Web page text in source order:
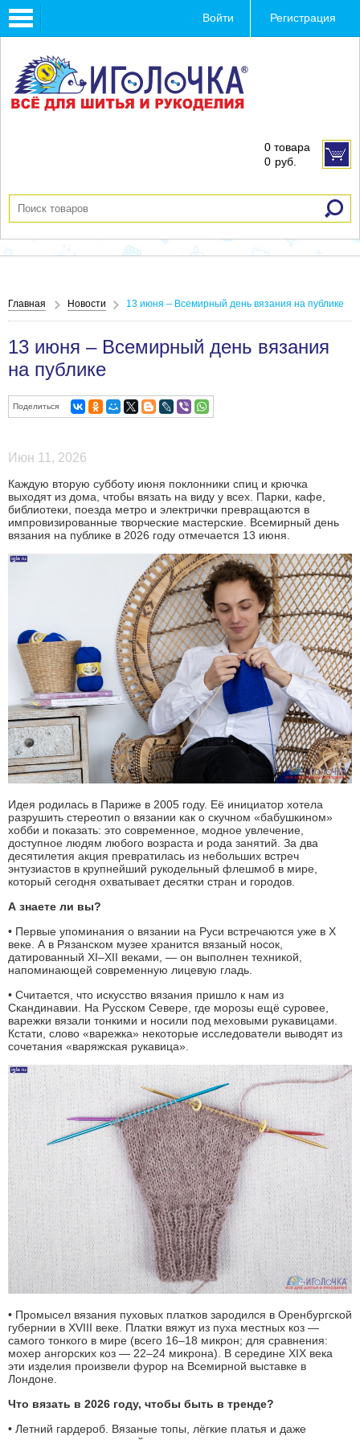
Toggle
navigation
Войти Регистрация
0 товара
0 руб.
Главная Новости 13 июня – Всемирный день вязания на публике
13 июня – Всемирный день вязания
на публике
Поделиться
Июн 11, 2026
Каждую вторую субботу июня поклонники спиц и крючка
выходят из дома, чтобы вязать на виду у всех. Парки, кафе,
библиотеки, поезда метро и электрички превращаются в
импровизированные творческие мастерские. Всемирный день
вязания на публике в 2026 году отмечается 13 июня.
Идея родилась в Париже в 2005 году. Её инициатор хотела
разрушить стереотип о вязании как о скучном «бабушкином»
хобби и показать: это современное, модное увлечение,
доступное людям любого возраста и рода занятий. За два
десятилетия акция превратилась из небольших встреч
энтузиастов в крупнейший рукодельный флешмоб в мире,
который сегодня охватывает десятки стран и городов.
А знаете ли вы?
• Первые упоминания о вязании на Руси встречаются уже в X
веке. А в Рязанском музее хранится вязаный носок,
датированный XI–XII веками, — он выполнен техникой,
напоминающей современную лицевую гладь.
• Считается, что искусство вязания пришло к нам из
Скандинавии. На Русском Севере, где морозы ещё суровее,
варежки вязали тонкими и носили под меховыми рукавицами.
Кстати, слово «варежка» некоторые исследователи выводят из
сочетания «варяжская рукавица».
• Промысел вязания пуховых платков зародился в Оренбургской
губернии в XVIII веке. Платки вяжут из пуха местных коз —
самого тонкого в мире (всего 16–18 микрон; для сравнения:
мохер ангорских коз — 22–24 микрона). В середине XIX века
эти изделия произвели фурор на Всемирной выставке в
Лондоне.
Что вязать в 2026 году, чтобы быть в тренде?
• Летний гардероб. Вязаные топы, лёгкие платья и даже